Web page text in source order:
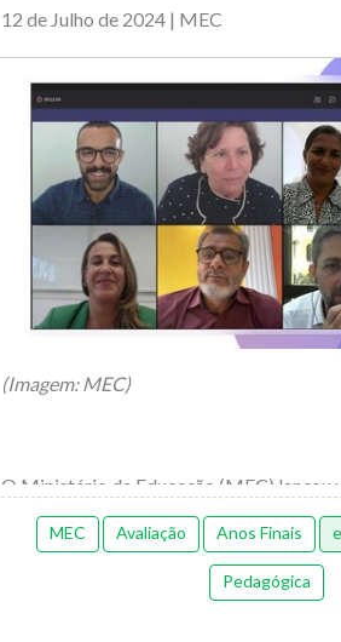
12 de Julho de 2024 | MEC
(Imagem: MEC)
O Ministério da Educação (MEC) lançou
MEC Avaliação Anos Finais
Pedagógica